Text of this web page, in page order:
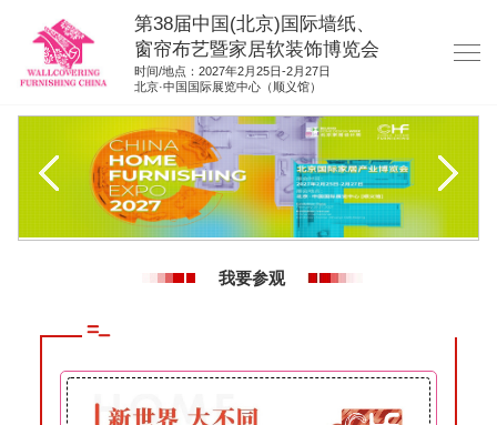
第38届中国(北京)国际墙纸、
窗帘布艺暨家居软装饰博览会
时间/地点：2027年2月25日-2月27日
北京·中国国际展览中心（顺义馆）
展商服务
展位申请
集团展会
参展联络
我要参观